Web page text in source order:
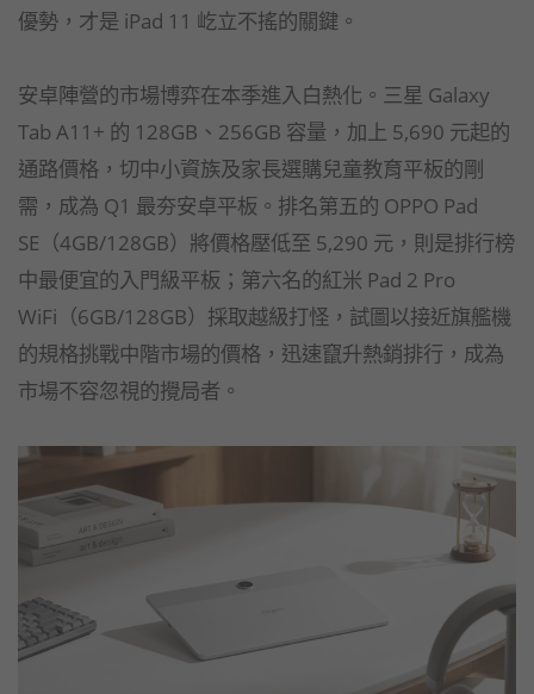
優勢，才是 iPad 11 屹立不搖的關鍵。
安卓陣營的市場博弈在本季進入白熱化。三星 Galaxy
Tab A11+ 的 128GB、256GB 容量，加上 5,690 元起的
通路價格，切中小資族及家長選購兒童教育平板的剛
需，成為 Q1 最夯安卓平板。排名第五的 OPPO Pad
SE（4GB/128GB）將價格壓低至 5,290 元，則是排行榜
中最便宜的入門級平板；第六名的紅米 Pad 2 Pro
WiFi（6GB/128GB）採取越級打怪，試圖以接近旗艦機
的規格挑戰中階市場的價格，迅速竄升熱銷排行，成為
市場不容忽視的攪局者。